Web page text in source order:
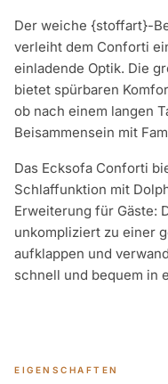
Der weiche {stoffart}-
verleiht dem Conforti
einladende Optik. Die
bietet spürbaren
ob nach einem langen
Beisammensein mit
Das Ecksofa Conforti
Schlaffunktion mit
Erweiterung für Gäste:
unkompliziert zu einer
aufklappen und
schnell und bequem in
EIGENSCHAFTEN